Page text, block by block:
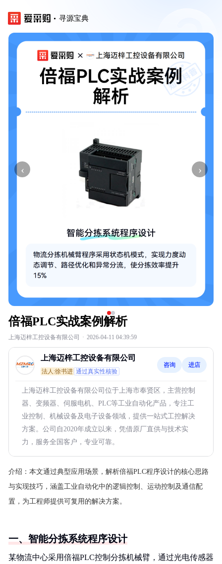
寻源宝典
‹ ›
倍福PLC实战案例解析
上海迈梓工控设备有限公司 · 2026-04-11 04:39:59
上海迈梓工控设备有限公司
法人:徐书进 通过真实性核验
咨询 进店
上海迈梓工控设备有限公司位于上海市奉贤区，主营控制
器、变频器、伺服电机、PLC等工业自动化产品，专注工
业控制、机械设备及电子设备领域，提供一站式工控解决
方案。公司自2020年成立以来，凭借原厂直供与技术实
力，服务全国客户，专业可靠。
介绍： 本文通过典型应用场景，解析倍福PLC程序设计的核心思路
与实现技巧，涵盖工业自动化中的逻辑控制、运动控制及通信配
置，为工程师提供可复用的解决方案。
一、智能分拣系统程序设计
某物流中心采用倍福PLC控制分拣机械臂，通过光电传感器